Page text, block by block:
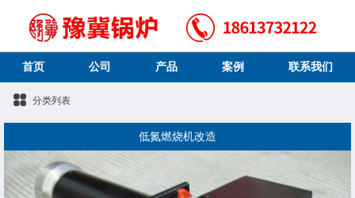
首页 公司 产品 案例 联系我们
分类列表
低氮燃烧机改造